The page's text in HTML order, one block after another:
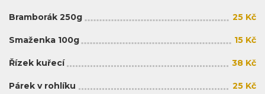
Bramborák 250g 25 Kč
Smaženka 100g 15 Kč
Řízek kuřecí 38 Kč
Párek v rohlíku 25 Kč